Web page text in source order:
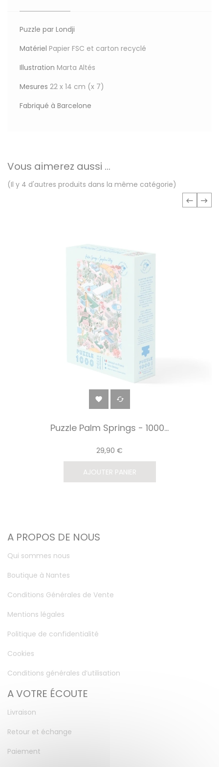
Puzzle par Londji
Matériel Papier FSC et carton recyclé
Illustration Marta Altés
Mesures 22 x 14 cm (x 7)
Fabriqué à Barcelone
Vous aimerez aussi ...
(Il y 4 d'autres produits dans la même catégorie)
 
Puzzle Palm Springs - 1000...
29,90 €
AJOUTER PANIER
A PROPOS DE NOUS
Qui sommes nous
Boutique à Nantes
Conditions Générales de Vente
Mentions légales
Politique de confidentialité
Cookies
Conditions générales d’utilisation
A VOTRE ÉCOUTE
Livraison
Retour et échange
Paiement